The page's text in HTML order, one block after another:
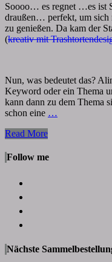
Soooo… es regnet …es ist
draußen… perfekt, um sich
zu genießen. Da kam der
(kreativ mit
Nun, was bedeutet das?
Keyword oder ein Thema
kann dann zu dem Thema
schon eine …
Read MoreRead
Follow me
Nächste